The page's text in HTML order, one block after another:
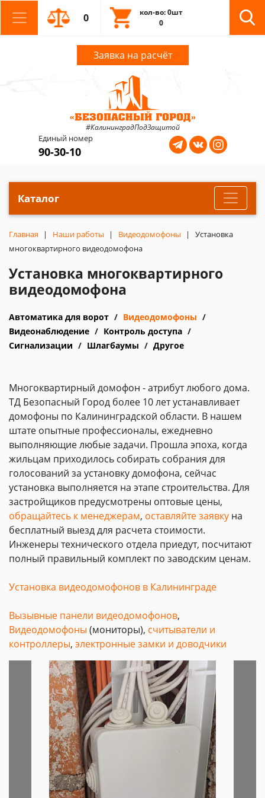
0
кол-во: 0шт
0
Заявка на расчёт
#КалининградПодЗащитой
Единый номер
90-30-10
Каталог
Главная Наши работы Видеодомофоны
Установка
многоквартирного видеодомофона
Установка многоквартирного
видеодомофона
Автоматика для ворот
Видеодомофоны
Видеонаблюдение
Контроль доступа
Сигнализации
Шлагбаумы Другое
Многоквартирный домофон - атрибут любого дома.
ТД Безопасный Город более 10 лет устанавливает
домофоны по Калининградской области. В нашем
штате опытные профессионалы, ежедневно
выполняющие любые задачи. Прошла эпоха, когда
жильцам приходилось собирать собрания для
голосований за установку домофона, сейчас
установка выполняется на этапе строительства. Для
застройщиков предусмотрены оптовые цены,
обращайтесь к менеджерам, оставляйте заявку на
бесплатный выезд для расчета стоимости.
Инженеры технического отдела приедут, посчитают
полный правильный комплект по заводским ценам.
Установка видеодомофонов в Калининграде
Вызывные панели видеодомофонов,
Видеодомофоны (мониторы), считыватели и
контроллеры, электронные замки и доводчики